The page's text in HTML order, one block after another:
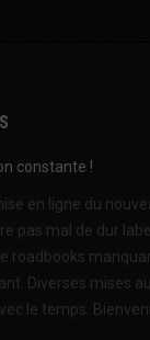
constante !
en ligne du
pas mal de dur
roadbooks
Diverses mises
le temps.